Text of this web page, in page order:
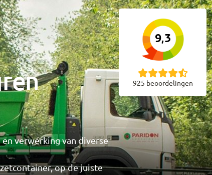
verwerking van diverse
op de juiste
9,3
925 beoordelingen